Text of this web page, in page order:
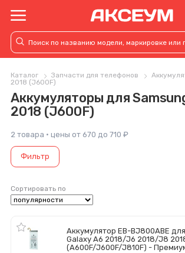
Каталог Запчасти для телефонов
2018 (J600F)
Аккумуляторы для
2018 (J600F)
2 товара · цены от 670 до 710 ₽
Фильтр
Сортировать по
Аккумулятор EB-BJ800ABE
Galaxy A6 2018/J6 2018/J8
(A600F/J600F/J810F) -